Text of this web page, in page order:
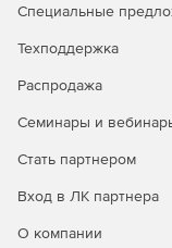
Операционная
Tiger или 10.5
Специальные
Техподдержка
Распродажа
Семинары и
Стать партнером
Вход в ЛК партнера
О компании